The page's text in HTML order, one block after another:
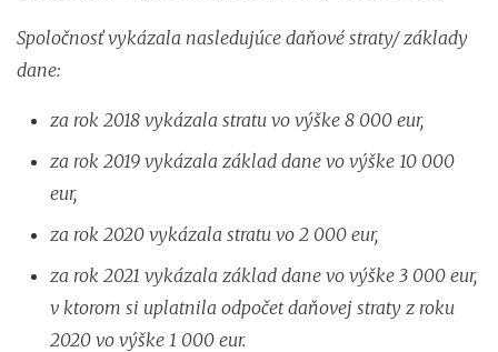
Spoločnosť vykázala nasledujúce daňové straty/ základy
dane:
za rok 2018 vykázala stratu vo výške 8 000 eur,
za rok 2019 vykázala základ dane vo výške 10 000
eur,
za rok 2020 vykázala stratu vo 2 000 eur,
za rok 2021 vykázala základ dane vo výške 3 000 eur,
v ktorom si uplatnila odpočet daňovej straty z roku
2020 vo výške 1 000 eur.